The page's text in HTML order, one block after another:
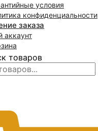
условия
конфиденциальности
заказа
аккаунт
товаров